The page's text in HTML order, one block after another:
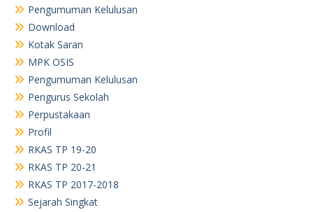
Pengumuman Kelulusan
Download
Kotak Saran
MPK OSIS
Pengumuman Kelulusan
Pengurus Sekolah
Perpustakaan
Profil
RKAS TP 19-20
RKAS TP 20-21
RKAS TP 2017-2018
Sejarah Singkat